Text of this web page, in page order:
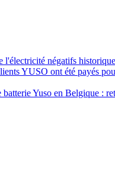
l'électricité négatifs
YUSO ont été payés
batterie Yuso en Belgique :